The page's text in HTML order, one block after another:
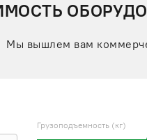
Мы вышлем вам
Грузоподъемность (кг)